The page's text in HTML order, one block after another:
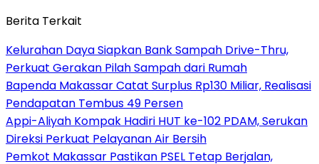
Berita Terkait
Kelurahan Daya Siapkan Bank Sampah Drive-Thru,
Perkuat Gerakan Pilah Sampah dari Rumah
Bapenda Makassar Catat Surplus Rp130 Miliar, Realisasi
Pendapatan Tembus 49 Persen
Appi-Aliyah Kompak Hadiri HUT ke-102 PDAM, Serukan
Direksi Perkuat Pelayanan Air Bersih
Pemkot Makassar Pastikan PSEL Tetap Berjalan,